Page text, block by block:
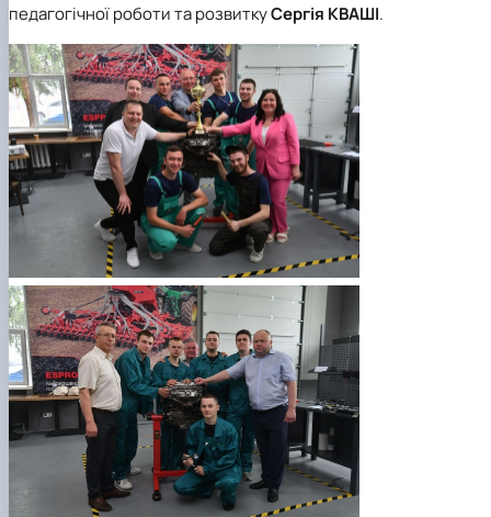
педагогічної роботи та розвиткуСергія КВАШІ.